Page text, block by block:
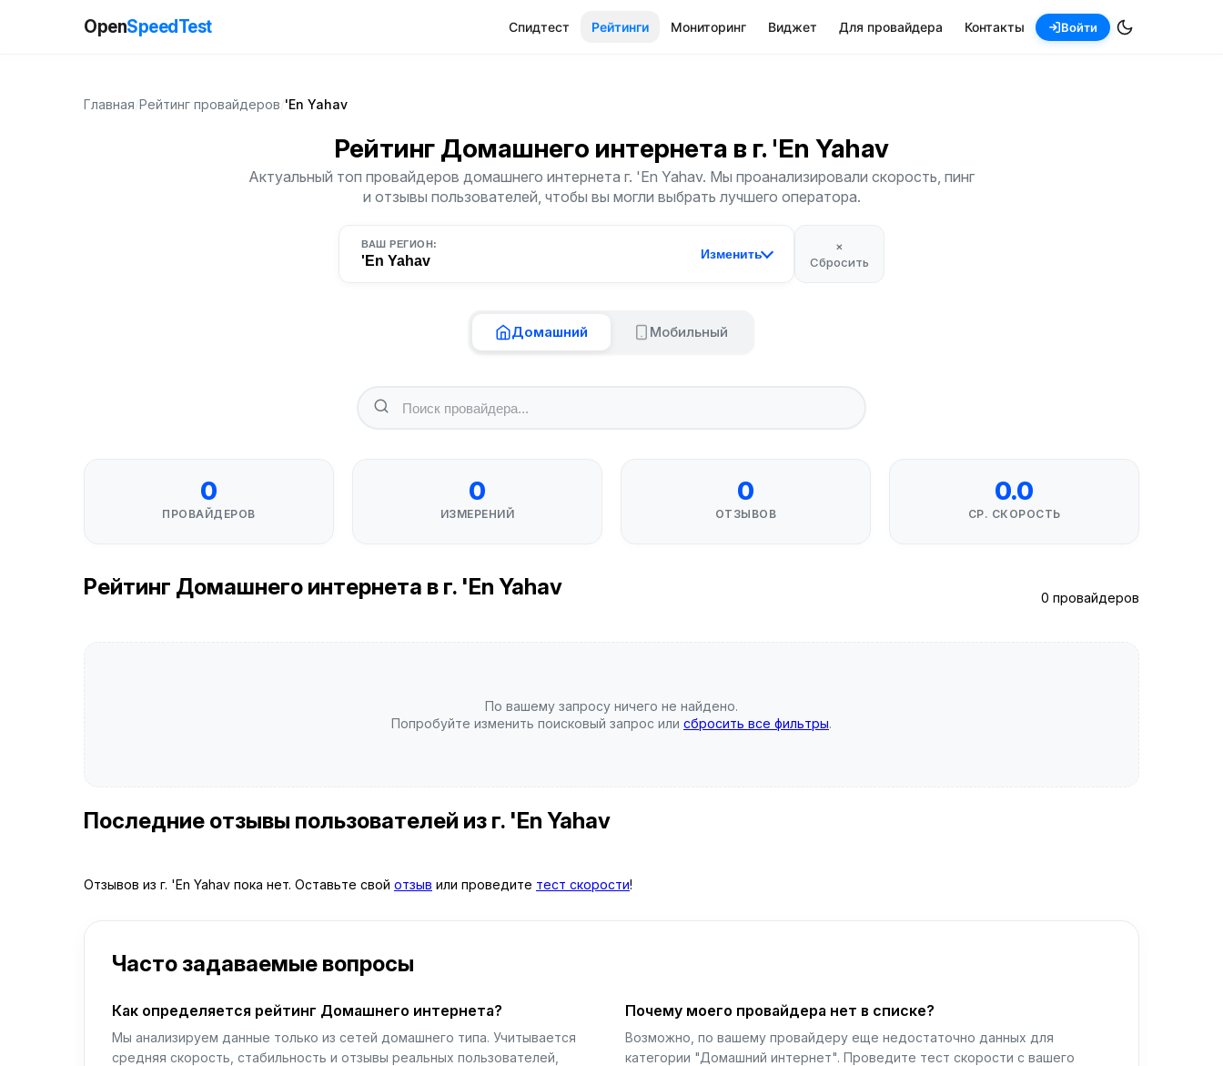
OpenSpeedTest Спидтест Рейтинги Мониторинг Виджет Для провайдера Контакты Войти
Главная Рейтинг провайдеров 'En Yahav
Рейтинг Домашнего интернета в г. 'En Yahav
Актуальный топ провайдеров домашнего интернета г. 'En Yahav. Мы проанализировали скорость, пинг
и отзывы пользователей, чтобы вы могли выбрать лучшего оператора.
ВАШ РЕГИОН:
'En Yahav Изменить
×
Сбросить
Домашний Мобильный
0
ПРОВАЙДЕРОВ
0
ИЗМЕРЕНИЙ
0
ОТЗЫВОВ
0.0
СР. СКОРОСТЬ
Рейтинг Домашнего интернета в г. 'En Yahav 0 провайдеров
По вашему запросу ничего не найдено.
Попробуйте изменить поисковый запрос или сбросить все фильтры.
Последние отзывы пользователей из г. 'En Yahav
Отзывов из г. 'En Yahav пока нет. Оставьте свой отзыв или проведите тест скорости!
Часто задаваемые вопросы
Как определяется рейтинг Домашнего интернета?
Мы анализируем данные только из сетей домашнего типа. Учитывается
средняя скорость, стабильность и отзывы реальных пользователей,
Почему моего провайдера нет в списке?
Возможно, по вашему провайдеру еще недостаточно данных для
категории "Домашний интернет". Проведите тест скорости с вашего